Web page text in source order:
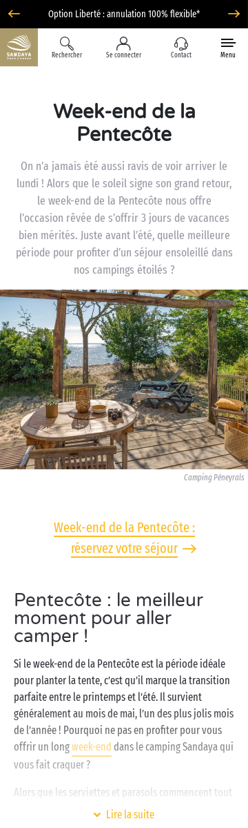
Option Liberté : annulation 100% flexible*
Rechercher Se connecter Contact Menu
Week-end de la
Pentecôte
On n’a jamais été aussi ravis de voir arriver le
lundi ! Alors que le soleil signe son grand retour,
le week-end de la Pentecôte nous offre
l’occasion rêvée de s’offrir 3 jours de vacances
bien mérités. Juste avant l’été, quelle meilleure
période pour profiter d’un séjour ensoleillé dans
nos campings étoilés ?
Camping Péneyrals
Week-end de la Pentecôte :
réservez votre séjour
Pentecôte : le meilleur
moment pour aller
camper !
Si le week-end de la Pentecôte est la période idéale
pour planter la tente, c’est qu’il marque la transition
parfaite entre le printemps et l’été. Il survient
généralement au mois de mai, l’un des plus jolis mois
de l’année ! Pourquoi ne pas en profiter pour vous
offrir un longweek-end dans le camping Sandaya qui
vous fait craquer ?
Alors que les serviettes et parasols commencent tout
juste à investir les plages, le mois de mai est encore
Lire la suite